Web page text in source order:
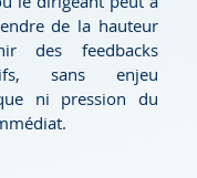
de la hauteur
des feedbacks
sans enjeu
ni pression du